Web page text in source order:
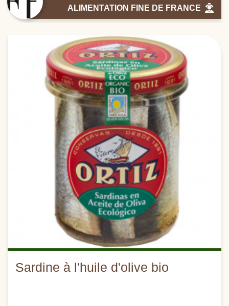
ALIMENTATION FINE DE FRANCE
Sardine à l'huile d'olive bio